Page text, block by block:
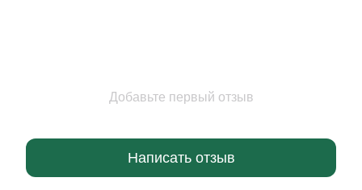
Добавьте первый отзыв
Написать отзыв